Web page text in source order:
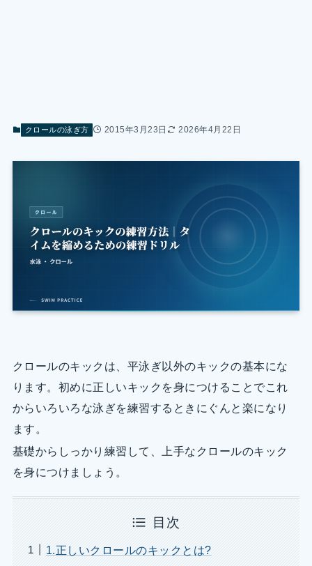
クロールの泳ぎ方 2015年3月23日 2026年4月22日
クロールのキックは、平泳ぎ以外のキックの基本にな
ります。初めに正しいキックを身につけることでこれ
からいろいろな泳ぎを練習するときにぐんと楽になり
ます。
基礎からしっかり練習して、上手なクロールのキック
を身につけましょう。
目次
1.正しいクロールのキックとは?